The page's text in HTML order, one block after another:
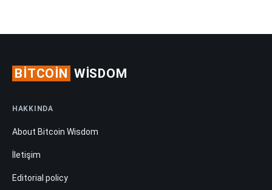
BITCOIN WISDOM
HAKKINDA
About Bitcoin Wisdom
İletişim
Editorial policy